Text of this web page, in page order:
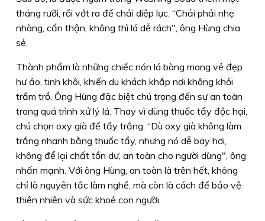
tháng rưỡi, rồi vớt ra để chải diệp lục. “Chải phải nhẹ
nhàng, cẩn thận, không thì lá dễ rách", ông Hùng chia
sẻ.
Thành phẩm là những chiếc nón lá bàng mang vẻ đẹp
hư ảo, tinh khôi, khiến du khách khắp nơi không khỏi
trầm trồ. Ông Hùng đặc biệt chú trọng đến sự an toàn
trong quá trình xử lý lá. Thay vì dùng thuốc tẩy độc hại,
chú chọn oxy già để tẩy trắng. “Dù oxy già không làm
trắng nhanh bằng thuốc tẩy, nhưng nó dễ bay hơi,
không để lại chất tồn dư, an toàn cho người dùng", ông
nhấn mạnh. Với ông Hùng, an toàn là trên hết, không
chỉ là nguyên tắc làm nghề, mà còn là cách để bảo vệ
thiên nhiên và sức khoẻ con người.